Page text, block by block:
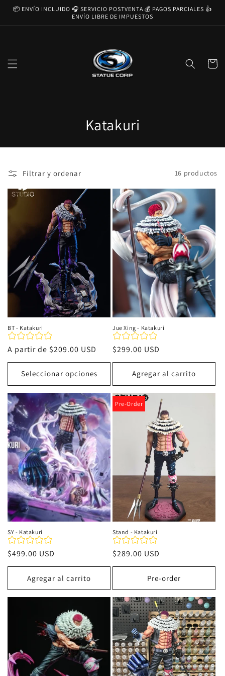
directamente
📦 ENVÍO INCLUIDO 🎧 SERVICIO POSTVENTA 💰 PAGOS PARCIALES 👍
ENVÍO LIBRE DE IMPUESTOS
Carrito
C
o
c
ó
n
:
Katakuri
Filtrar y ordenar 16 productos
BT - Katakuri
Precio
habitual
A partir de $209.00 USD
Seleccionar opciones
Jue Xing - Katakuri
Precio
habitual
$299.00 USD
Agregar al carrito
SY - Katakuri
Precio
habitual
$499.00 USD
Agregar al carrito
Pre-Order
Stand - Katakuri
Precio
habitual
$289.00 USD
Pre-order